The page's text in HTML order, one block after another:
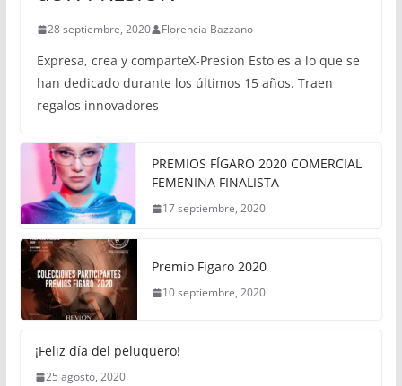
28 septiembre, 2020 Florencia Bazzano
Expresa, crea y comparteX-Presion Esto es a lo que se
han dedicado durante los últimos 15 años. Traen
regalos innovadores
PREMIOS FÍGARO 2020 COMERCIAL
FEMENINA FINALISTA
17 septiembre, 2020
Premio Figaro 2020
10 septiembre, 2020
¡Feliz día del peluquero!
25 agosto, 2020